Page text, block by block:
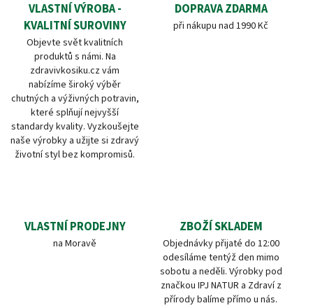
VLASTNÍ VÝROBA -
KVALITNÍ SUROVINY
Objevte svět kvalitních
produktů s námi. Na
zdravivkosiku.cz vám
nabízíme široký výběr
chutných a výživných potravin,
které splňují nejvyšší
standardy kvality. Vyzkoušejte
naše výrobky a užijte si zdravý
životní styl bez kompromisů.
DOPRAVA ZDARMA
při nákupu nad 1990 Kč
VLASTNÍ PRODEJNY
na Moravě
ZBOŽÍ SKLADEM
Objednávky přijaté do 12:00
odesíláme tentýž den mimo
sobotu a neděli. Výrobky pod
značkou IPJ NATUR a Zdraví z
přírody balíme přímo u nás.